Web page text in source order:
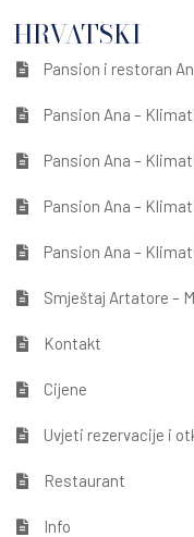
HRVATSKI
Pansion i restoran
Pansion Ana –
Pansion Ana –
Pansion Ana –
Pansion Ana –
Smještaj Artatore –
Kontakt
Cijene
Uvjeti rezervacije i
Restaurant
Info